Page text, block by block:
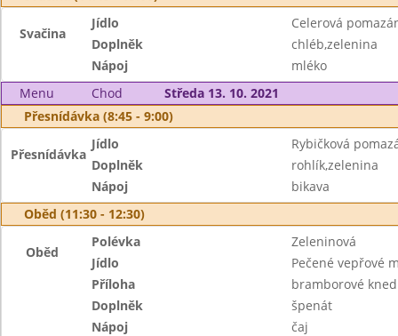
Svačina
Jídlo
Celerová
Doplněk
chléb,zelenina
Nápoj
mléko
Menu
Chod
Středa 13. 10. 2021
Přesnídávka (8:45 - 9:00)
Přesnídávka
Jídlo
Rybičková
Doplněk
rohlík,zelenina
Nápoj
bikava
Oběd (11:30 - 12:30)
Oběd
Polévka
Zeleninová
Jídlo
Pečené vepřové
Příloha
bramborové
Doplněk
špenát
Nápoj
čaj